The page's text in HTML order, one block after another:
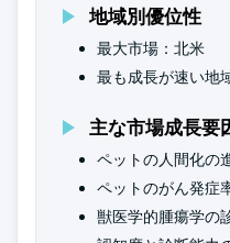
地域別優位性
最大市場：北米
最も成長が速い地
主な市場成長要
ペットの人間化の
ペットのがん発症
獣医学的腫瘍学の